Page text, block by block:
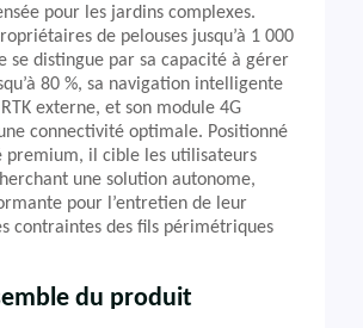
pour les jardins complexes.
de pelouses jusqu’à 1 000
se distingue par sa capacité à gérer
80 %, sa navigation intelligente
externe, et son module 4G
connectivité optimale. Positionné
premium, il cible les utilisateurs
une solution autonome,
pour l’entretien de leur
contraintes des fils périmétriques
du produit